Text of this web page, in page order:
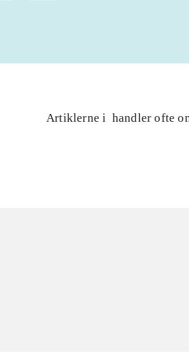
Artiklerne i handler ofte